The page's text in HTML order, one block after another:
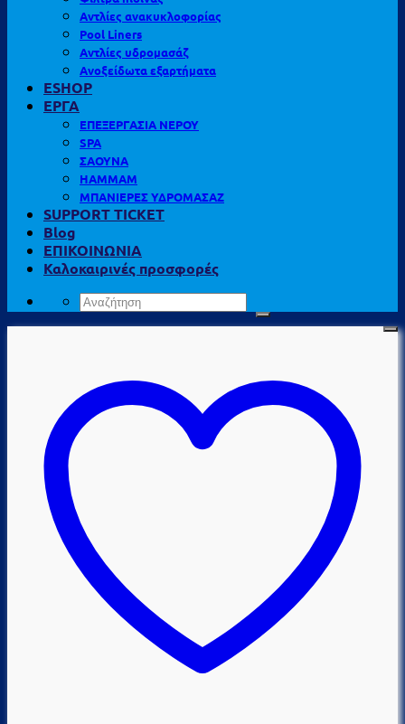
Αντλίες ανακυκλοφορίας
Pool Liners
Αντλίες υδρομασάζ
Ανοξείδωτα εξαρτήματα
ESHOP
ΕΡΓΑ
ΕΠΕΞΕΡΓΑΣΙΑ ΝΕΡΟΥ
SPA
ΣΑΟΥΝΑ
HAMMAM
ΜΠΑΝΙΕΡΕΣ ΥΔΡΟΜΑΣΑΖ
SUPPORT TICKET
Blog
ΕΠΙΚΟΙΝΩΝΙΑ
Καλοκαιρινές προσφορές
Αναζήτηση
για: